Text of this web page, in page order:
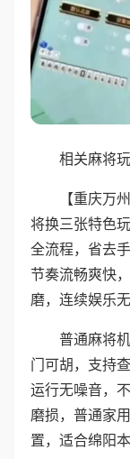
相关麻将
【重庆万
将换三张特色
全流程，省去
节奏流畅爽快
磨，连续娱乐
普通麻将
门可胡，支持
运行无噪音，
磨损，普通家
置，适合绵阳